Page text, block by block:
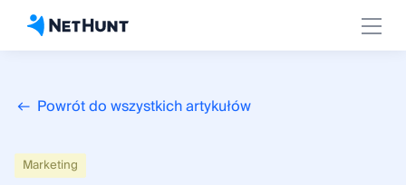
Powrót do wszystkich artykułów
Marketing